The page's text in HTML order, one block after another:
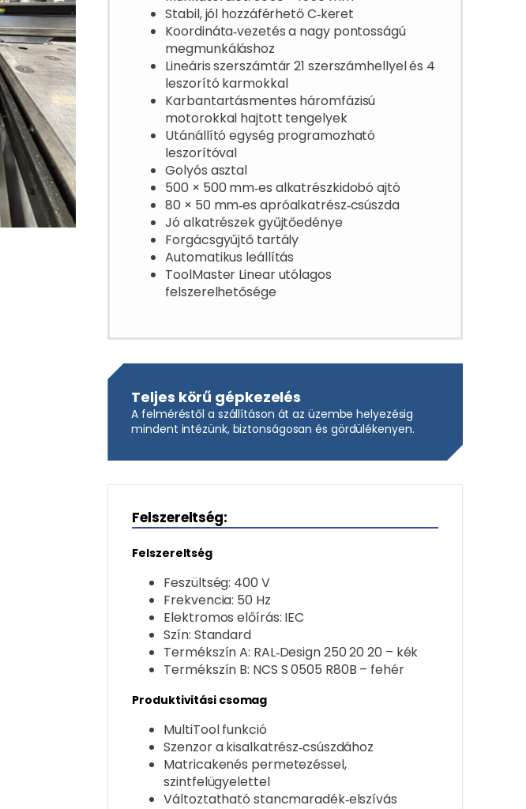
Stabil, jól hozzáférhető C‑keret
Koordináta‑vezetés a nagy pontosságú
megmunkáláshoz
Lineáris szerszámtár 21 szerszámhellyel és 4
leszorító karmokkal
Karbantartásmentes háromfázisú
motorokkal hajtott tengelyek
Utánállító egység programozható
leszorítóval
Golyós asztal
500 × 500 mm‑es alkatrészkidobó ajtó
80 × 50 mm‑es apróalkatrész‑csúszda
Jó alkatrészek gyűjtőedénye
Forgácsgyűjtő tartály
Automatikus leállítás
ToolMaster Linear utólagos
felszerelhetősége
Teljes körű gépkezelés
A felméréstől a szállításon át az üzembe helyezésig
mindent intézünk, biztonságosan és gördülékenyen.
Felszereltség:
Felszereltség
Feszültség: 400 V
Frekvencia: 50 Hz
Elektromos előírás: IEC
Szín: Standard
Termékszín A: RAL‑Design 250 20 20 – kék
Termékszín B: NCS S 0505 R80B – fehér
Produktivitási csomag
MultiTool funkció
Szenzor a kisalkatrész‑csúszdához
Matricakenés permetezéssel,
szintfelügyelettel
Változtatható stancmaradék‑elszívás